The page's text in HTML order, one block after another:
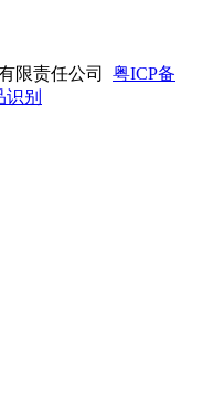
限责任公司 粤ICP备
识别